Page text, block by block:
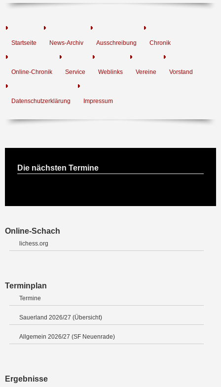
Startseite News-Archiv Ausschreibung Chronik
Online-Chronik Service Weblinks Vereine Vorstand
Datenschutzerklärung Impressum
Die nächsten Termine
Online-Schach
lichess.org
Terminplan
Termine
Sauerland 2026/27 (Übersicht)
Allgemein 2026/27 (SF Neuenrade)
Ergebnisse